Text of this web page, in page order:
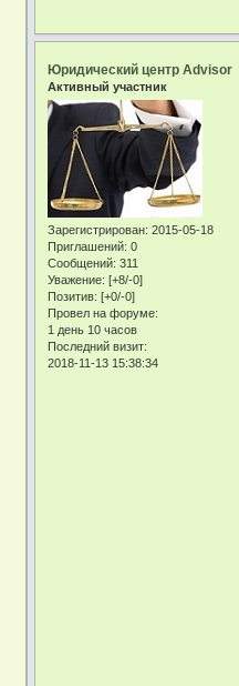
Юридический центр Advisor
Активный участник
Зарегистрирован: 2015-05-18
Приглашений: 0
Сообщений: 311
Уважение: [+8/-0]
Позитив: [+0/-0]
Провел на форуме:
1 день 10 часов
Последний визит:
2018-11-13 15:38:34